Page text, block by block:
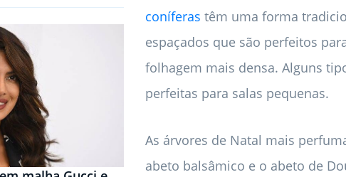
coníferas têm uma forma
espaçados que são perfeitos
folhagem mais densa. Alguns
perfeitas para salas pequenas.
As árvores de Natal mais
abeto balsâmico e o abeto de